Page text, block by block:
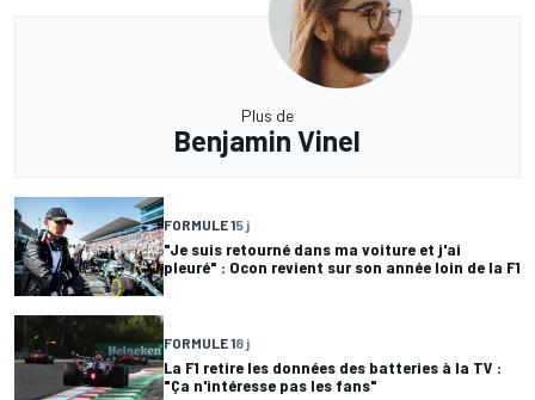
Plus de
Benjamin Vinel
FORMULE 15 j
"Je suis retourné dans ma voiture et j'ai
pleuré" : Ocon revient sur son année loin de la F1
FORMULE 18 j
La F1 retire les données des batteries à la TV :
"Ça n'intéresse pas les fans"